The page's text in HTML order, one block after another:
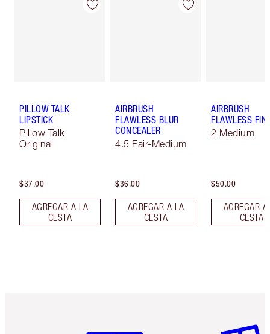
PILLOW TALK
LIPSTICK
Pillow Talk
Original
$37.00
AGREGAR A LA
CESTA
AIRBRUSH
FLAWLESS BLUR
CONCEALER
4.5 Fair-Medium
$36.00
AGREGAR A LA
CESTA
AIRBRUSH
FLAWLESS
2 Medium
$50.00
AGREGAR
CESTA